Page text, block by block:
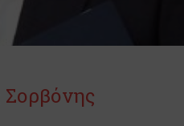
Σορβόνης